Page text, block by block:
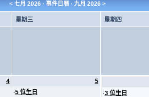
<七月 2026 · 事件日曆 ·九月 2026 >
星期三 星期四
4
5
·5 位生日
·3 位生日